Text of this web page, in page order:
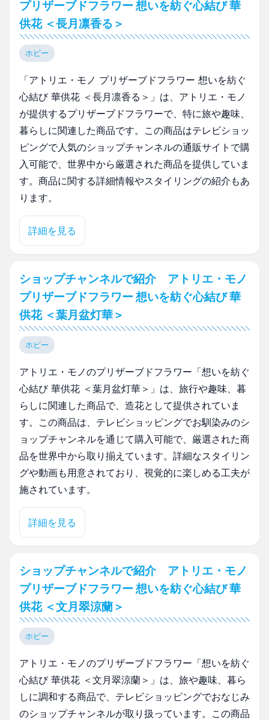
プリザーブドフラワー 想いを紡ぐ心結び 華
供花 ＜長月凛香る＞
ホビー
「アトリエ・モノ プリザーブドフラワー 想いを紡ぐ
心結び 華供花 ＜長月凛香る＞」は、アトリエ・モノ
が提供するプリザーブドフラワーで、特に旅や趣味、
暮らしに関連した商品です。この商品はテレビショッ
ピングで人気のショップチャンネルの通販サイトで購
入可能で、世界中から厳選された商品を提供していま
す。商品に関する詳細情報やスタイリングの紹介もあ
ります。
詳細を見る
ショップチャンネルで紹介 アトリエ・モノ
プリザーブドフラワー 想いを紡ぐ心結び 華
供花 ＜葉月盆灯華＞
ホビー
アトリエ・モノのプリザーブドフラワー「想いを紡ぐ
心結び 華供花 ＜葉月盆灯華＞」は、旅行や趣味、暮
らしに関連した商品で、造花として提供されていま
す。この商品は、テレビショッピングでお馴染みのシ
ョップチャンネルを通じて購入可能で、厳選された商
品を世界中から取り揃えています。詳細なスタイリン
グや動画も用意されており、視覚的に楽しめる工夫が
施されています。
詳細を見る
ショップチャンネルで紹介 アトリエ・モノ
プリザーブドフラワー 想いを紡ぐ心結び 華
供花 ＜文月翠涼蘭＞
ホビー
アトリエ・モノのプリザーブドフラワー「想いを紡ぐ
心結び 華供花 ＜文月翠涼蘭＞」は、旅や趣味、暮ら
しに調和する商品で、テレビショッピングでおなじみ
のショップチャンネルが取り扱っています。この商品